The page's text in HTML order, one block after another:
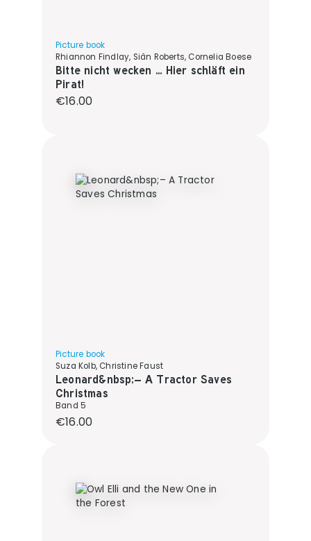
Picture book
Rhiannon Findlay, Siân Roberts, Cornelia Boese
Bitte nicht wecken ... Hier schläft ein
Pirat!
Regular price:
€16.00
Picture book
Suza Kolb, Christine Faust
Leonard&nbsp;– A Tractor Saves
Christmas
Band 5
Regular price:
€16.00